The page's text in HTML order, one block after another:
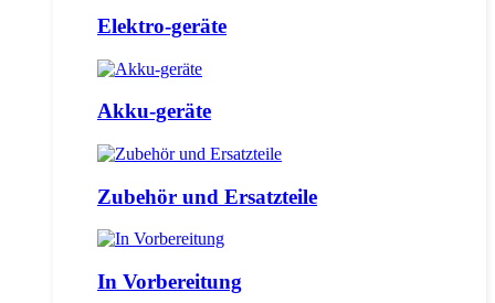
Elektro-geräte
Akku-geräte
Zubehör und Ersatzteile
In Vorbereitung